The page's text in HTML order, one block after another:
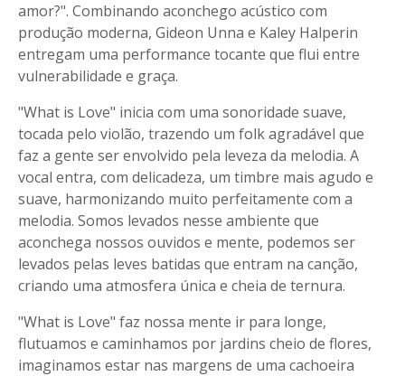
amor?". Combinando aconchego acústico com
produção moderna, Gideon Unna e Kaley Halperin
entregam uma performance tocante que flui entre
vulnerabilidade e graça.
"What is Love" inicia com uma sonoridade suave,
tocada pelo violão, trazendo um folk agradável que
faz a gente ser envolvido pela leveza da melodia. A
vocal entra, com delicadeza, um timbre mais agudo e
suave, harmonizando muito perfeitamente com a
melodia. Somos levados nesse ambiente que
aconchega nossos ouvidos e mente, podemos ser
levados pelas leves batidas que entram na canção,
criando uma atmosfera única e cheia de ternura.
"What is Love" faz nossa mente ir para longe,
flutuamos e caminhamos por jardins cheio de flores,
imaginamos estar nas margens de uma cachoeira